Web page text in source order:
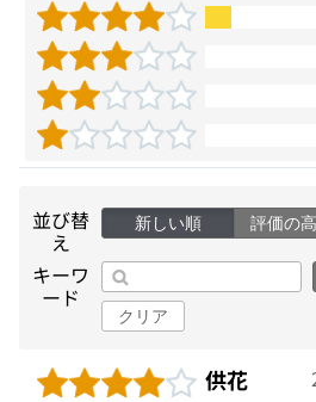
並び替
え
新しい順 評価の
キーワ
ード
クリア
供花